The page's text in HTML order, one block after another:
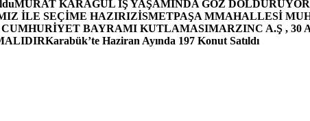
MURAT KARAGÜL İŞ YAŞAMINDA GÖZ DOLDURUYOR
İLE SEÇİME HAZIRIZİSMETPAŞA MMAHALLESİ
CUMHURİYET BAYRAMI KUTLAMASIMARZINC A.Ş , 30
Karabük’te Haziran Ayında 197 Konut Satıldı